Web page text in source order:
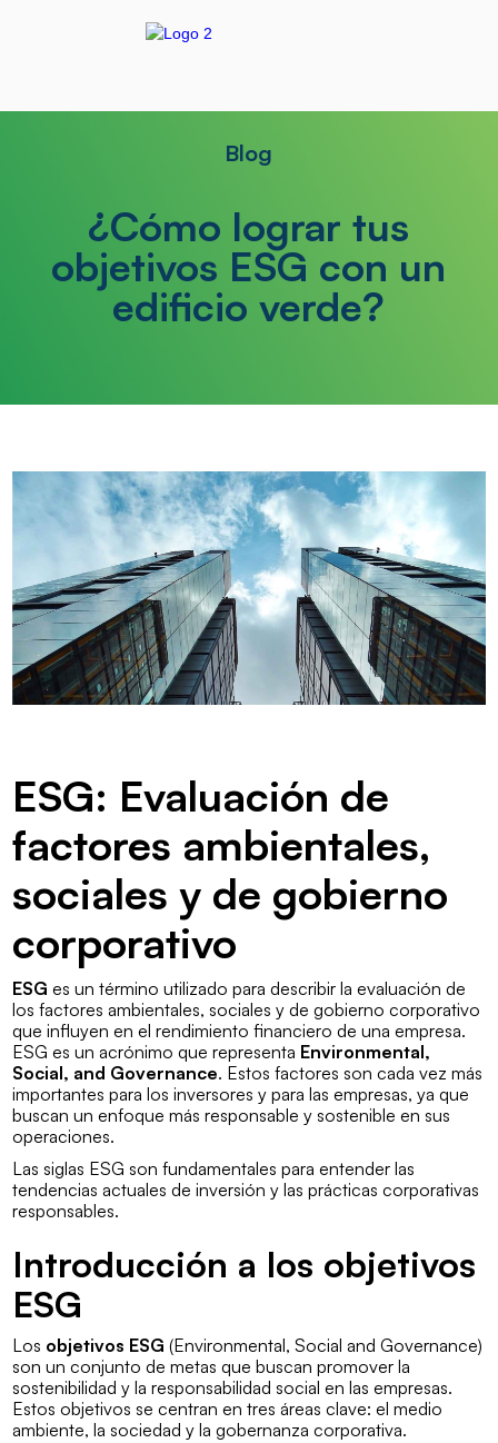
Blog
¿Cómo lograr tus
objetivos ESG con un
edificio verde?
ESG: Evaluación de
factores ambientales,
sociales y de gobierno
corporativo
ESG es un término utilizado para describir la evaluación de
los factoresambientales, sociales y de gobierno corporativo
que influyen en el rendimiento financiero de una empresa.
ESG es un acrónimo que representa Environmental,
Social, and Governance. Estos factores son cada vez más
importantes para los inversores y para las empresas, ya que
buscan un enfoque más responsable y sostenible en sus
operaciones.
Las siglas ESG son fundamentales para entender las
tendencias actuales de inversión y las prácticas corporativas
responsables.
Introducción a los objetivos
ESG
Los objetivos ESG (Environmental, Social and Governance)
son un conjunto de metas que buscan promover la
sostenibilidad y la responsabilidad social en las empresas.
Estos objetivos se centran en tres áreas clave: el medio
ambiente, la sociedad y la gobernanza corporativa.